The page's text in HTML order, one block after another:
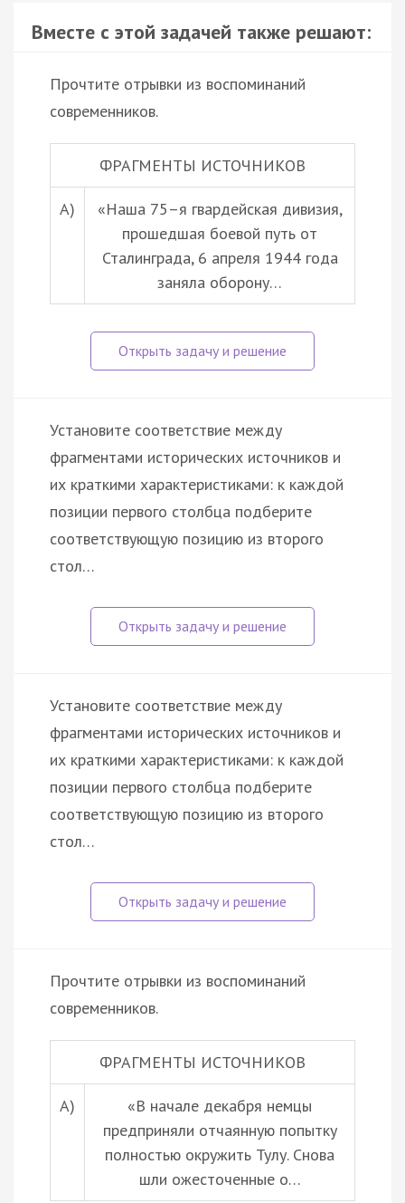
Вместе с этой задачей также решают:
Прочтите отрывки из воспоминаний
современников.
ФРАГМЕНТЫ ИСТОЧНИКОВ
А)
«Наша 75–я гвардейская дивизия,
прошедшая боевой путь от
Сталинграда, 6 апреля 1944 года
заняла оборону…
Установите соответствие между
фрагментами исторических источников и
их краткими характеристиками: к каждой
позиции первого столбца подберите
соответствующую позицию из второго
стол…
Установите соответствие между
фрагментами исторических источников и
их краткими характеристиками: к каждой
позиции первого столбца подберите
соответствующую позицию из второго
стол…
Прочтите отрывки из воспоминаний
современников.
ФРАГМЕНТЫ ИСТОЧНИКОВ
А)
«В начале декабря немцы
предприняли отчаянную попытку
полностью окружить Тулу. Снова
шли ожесточенные о…